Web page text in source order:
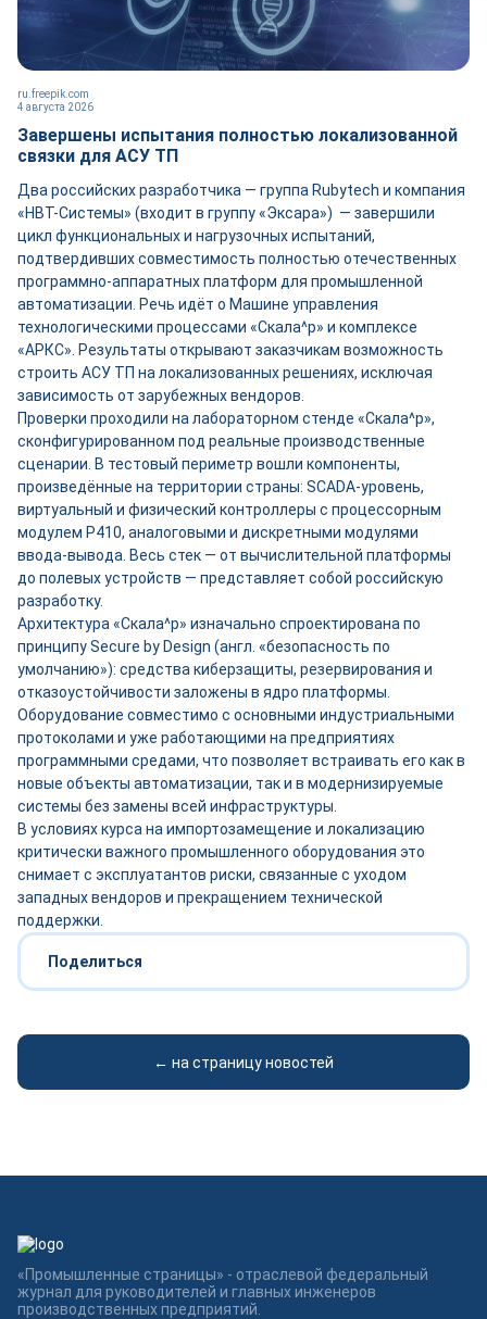
4 августа 2026
ru.freepik.com
Завершены испытания полностью локализованной
связки для АСУ ТП
Два российских разработчика — группа Rubytech и компания
«НВТ-Системы» (входит в группу «Эксара») — завершили
цикл функциональных и нагрузочных испытаний,
подтвердивших совместимость полностью отечественных
программно-аппаратных платформ для промышленной
автоматизации. Речь идёт о Машине управления
технологическими процессами «Скала^р» и комплексе
«АРКС». Результаты открывают заказчикам возможность
строить АСУ ТП на локализованных решениях, исключая
зависимость от зарубежных вендоров.
Проверки проходили на лабораторном стенде «Скала^р»,
сконфигурированном под реальные производственные
сценарии. В тестовый периметр вошли компоненты,
произведённые на территории страны: SCADA-уровень,
виртуальный и физический контроллеры с процессорным
модулем P410, аналоговыми и дискретными модулями
ввода-вывода. Весь стек — от вычислительной платформы
до полевых устройств — представляет собой российскую
разработку.
Архитектура «Скала^р» изначально спроектирована по
принципу Secure by Design (англ. «безопасность по
умолчанию»): средства киберзащиты, резервирования и
отказоустойчивости заложены в ядро платформы.
Оборудование совместимо с основными индустриальными
протоколами и уже работающими на предприятиях
программными средами, что позволяет встраивать его как в
новые объекты автоматизации, так и в модернизируемые
системы без замены всей инфраструктуры.
В условиях курса на импортозамещение и локализацию
критически важного промышленного оборудования это
снимает с эксплуатантов риски, связанные с уходом
западных вендоров и прекращением технической
поддержки.
Поделиться
← на страницу новостей
«Промышленные страницы» - отраслевой федеральный
журнал для руководителей и главных инженеров
производственных предприятий.